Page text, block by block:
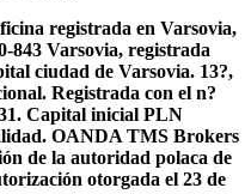
registrada en Varsovia,
843 Varsovia, registrada
ciudad de Varsovia. 13?,
Registrada con el n?
Capital inicial PLN
OANDA TMS Brokers
de la autoridad polaca de
otorgada el 23 de